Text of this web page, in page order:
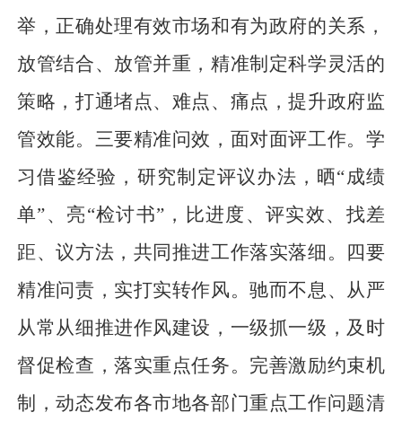
举，正确处理有效市场和有为政府的关系，
放管结合、放管并重，精准制定科学灵活的
策略，打通堵点、难点、痛点，提升政府监
管效能。三要精准问效，面对面评工作。学
习借鉴经验，研究制定评议办法，晒“成绩
单”、亮“检讨书”，比进度、评实效、找差
距、议方法，共同推进工作落实落细。四要
精准问责，实打实转作风。驰而不息、从严
从常从细推进作风建设，一级抓一级，及时
督促检查，落实重点任务。完善激励约束机
制，动态发布各市地各部门重点工作问题清